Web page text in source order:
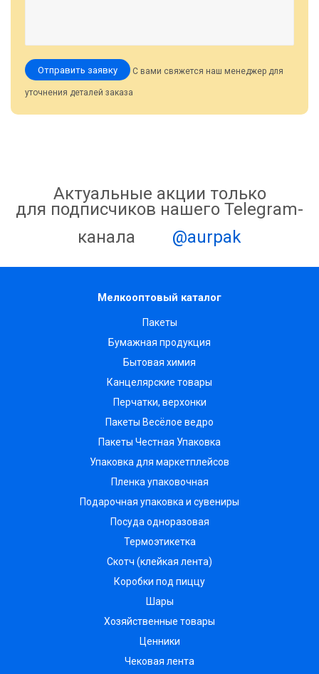
Отправить заявку С вами свяжется наш менеджер для
уточнения деталей заказа
Актуальные акции только
для подписчиков нашего Telegram-
канала
@aurpak
Мелкооптовый каталог
Пакеты
Бумажная продукция
Бытовая химия
Канцелярские товары
Перчатки, верхонки
Пакеты Весёлое ведро
Пакеты Честная Упаковка
Упаковка для маркетплейсов
Пленка упаковочная
Подарочная упаковка и сувениры
Посуда одноразовая
Термоэтикетка
Скотч (клейкая лента)
Коробки под пиццу
Шары
Хозяйственные товары
Ценники
Чековая лента